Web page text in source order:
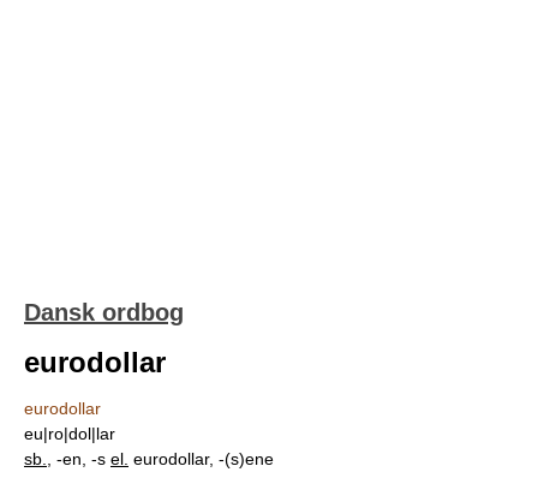
Dansk ordbog
eurodollar
eurodollar
eu|ro|dol|lar
sb.
, -en, -s el. eurodollar, -(s)ene